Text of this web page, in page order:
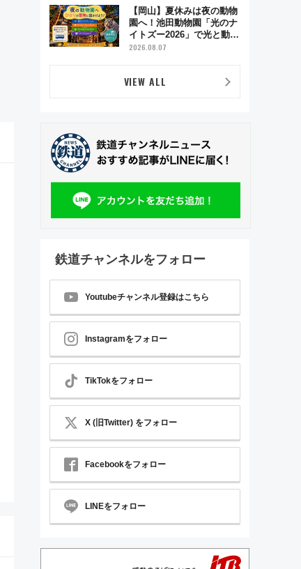
【岡山】夏休みは夜の動物
園へ！池田動物園「光のナ
イトズー2026」で光と動物
が彩る特別な夜
2026.08.07
VIEW ALL
鉄道チャンネルをフォロー
Youtubeチャンネル登録はこちら
Instagramをフォロー
TikTokをフォロー
X (旧Twitter) をフォロー
Facebookをフォロー
LINEをフォロー